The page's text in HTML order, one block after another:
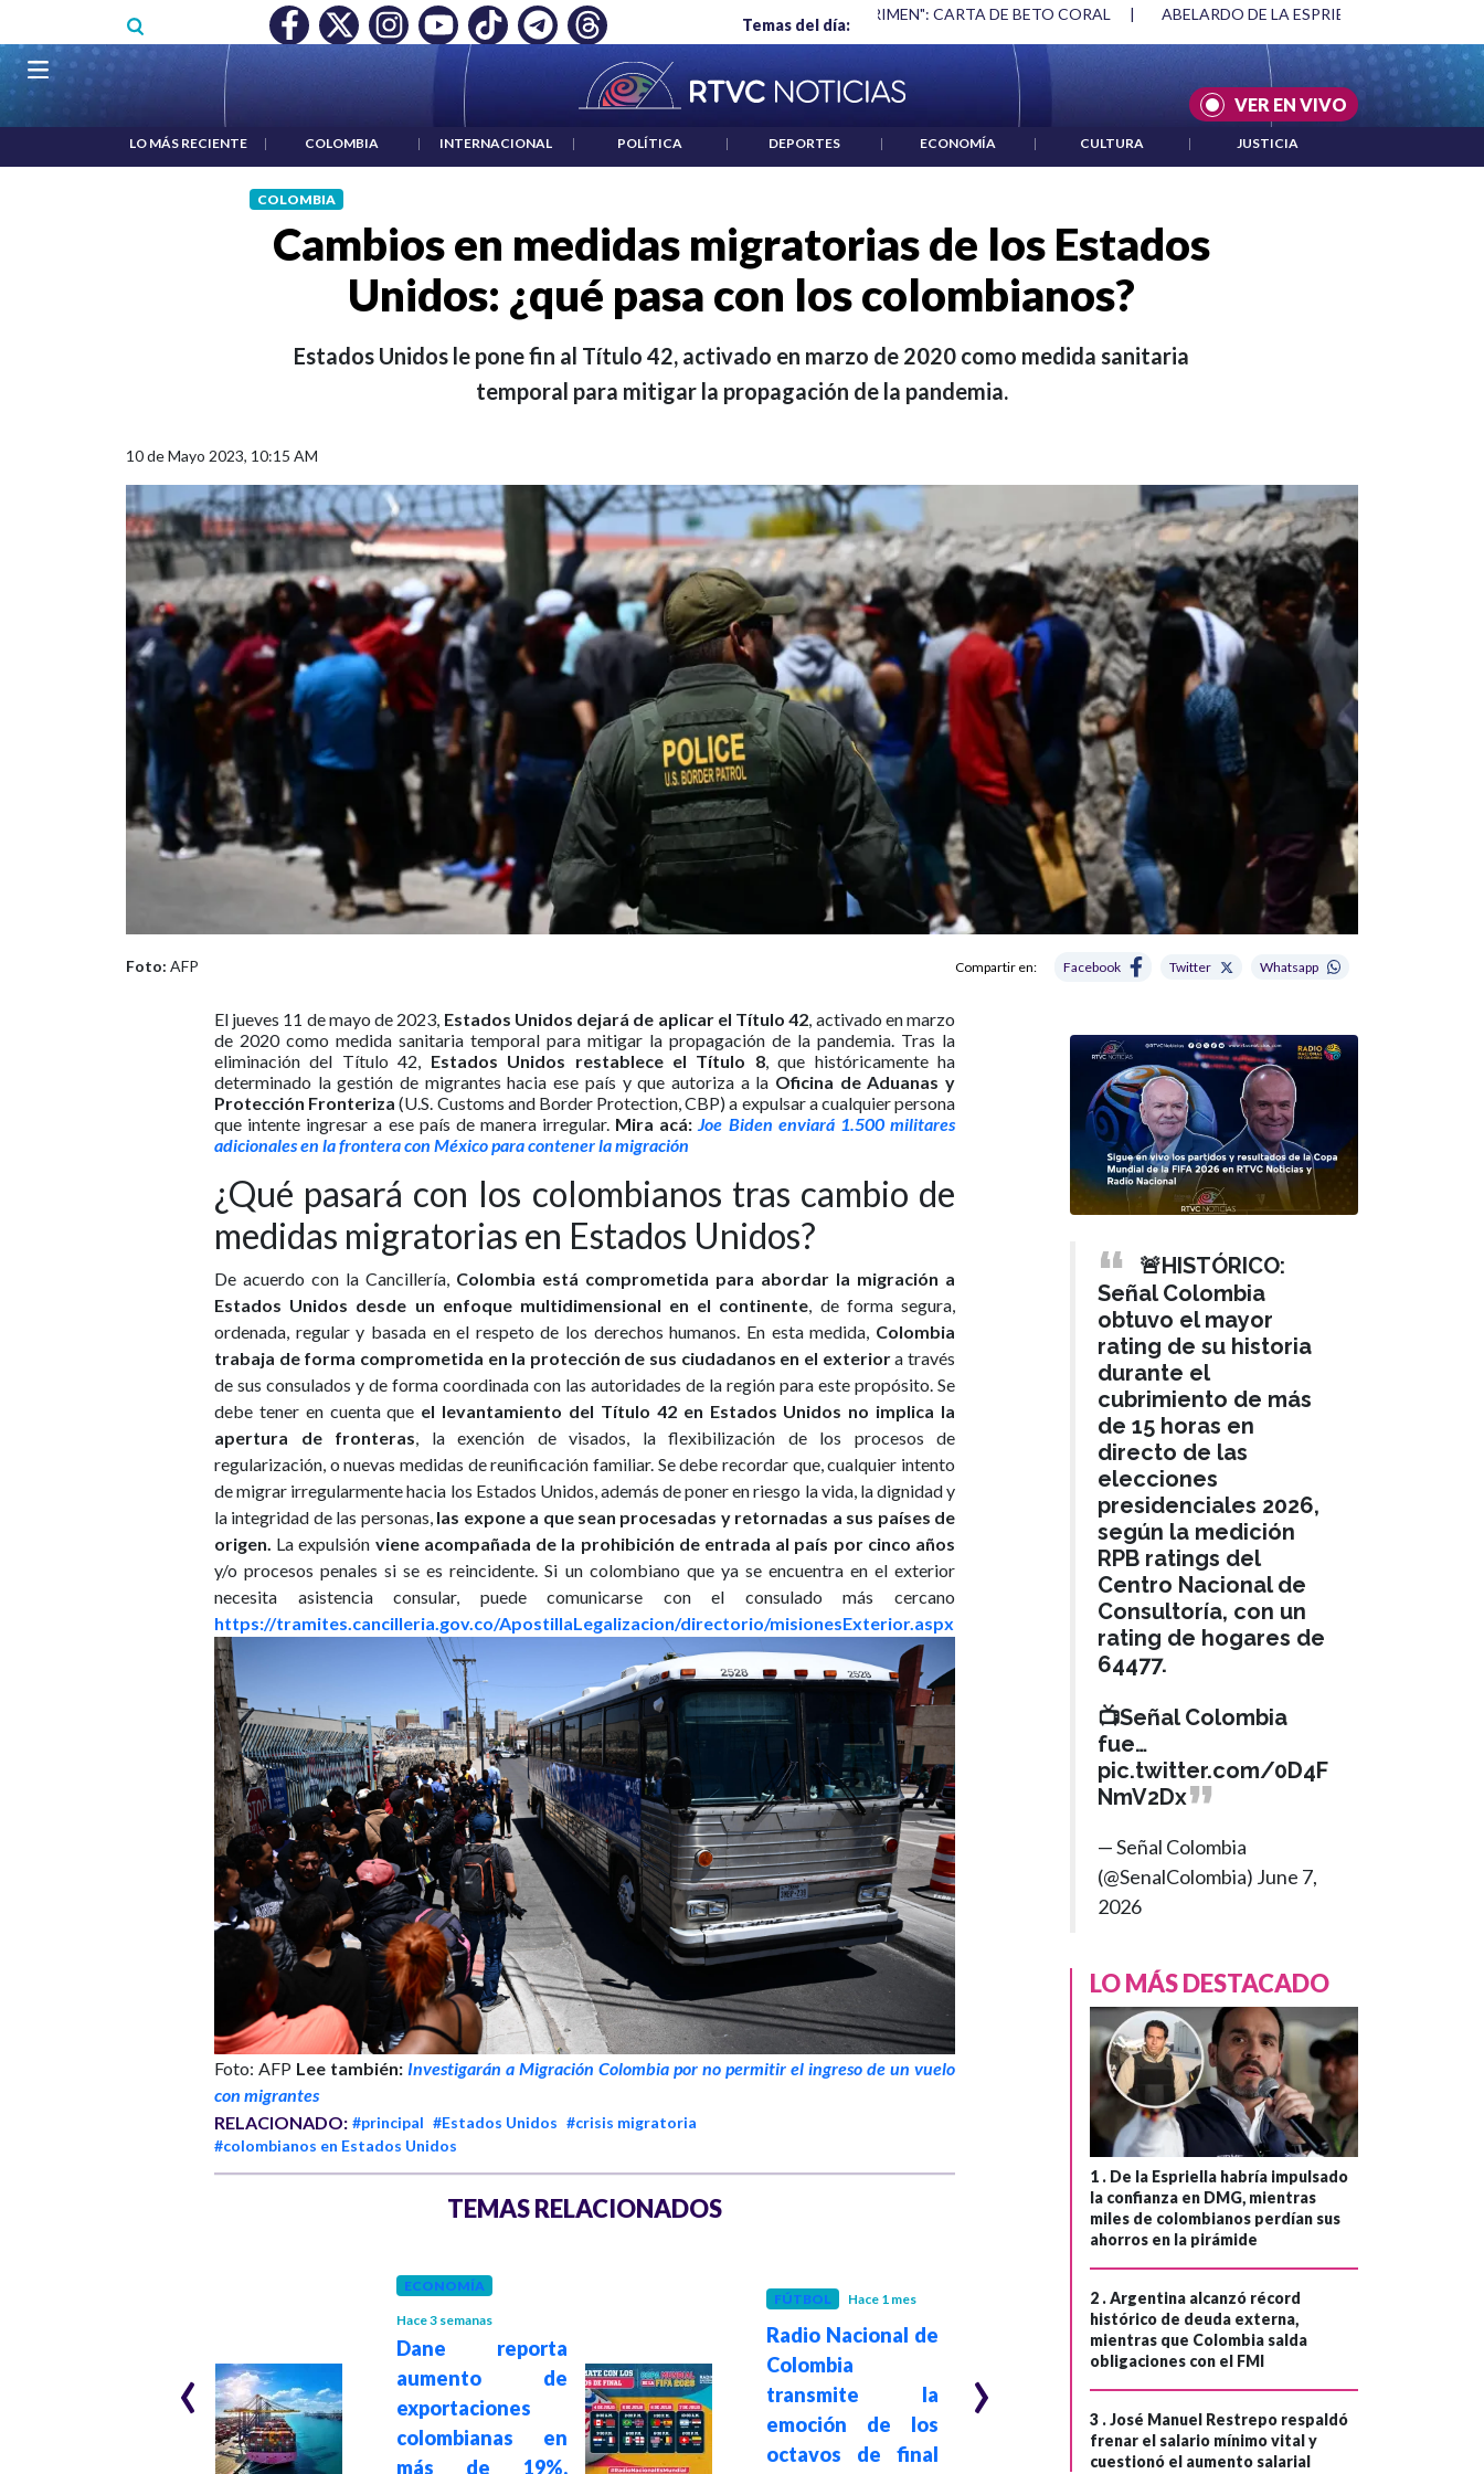
Temas del día:
MÍNIMO NO DESTRUYÓ EMPLEO: JP MORGAN | "HABLAR NO ES UN CRIMEN": CARTA DE BETO CORAL ABELARDO DE LA ESPRIELLA Y DMG | ACUERDOS ENTRE ESTADOS UNIDOS E
VER EN VIVO
Navegación principal
LO MÁS RECIENTE | COLOMBIA | INTERNACIONAL | POLÍTICA | DEPORTES | ECONOMÍA | CULTURA | JUSTICIA
COLOMBIA
Cambios en medidas migratorias de los Estados
Unidos: ¿qué pasa con los colombianos?
Estados Unidos le pone fin al Título 42, activado en marzo de 2020 como medida sanitaria
temporal para mitigar la propagación de la pandemia.
10 de Mayo 2023, 10:15 AM
Foto: AFP Compartir en: Facebook Twitter Whatsapp
El jueves 11 de mayo de 2023, Estados Unidos dejará de aplicar el Título 42, activado en marzo
de 2020 como medida sanitaria temporal para mitigar la propagación de la pandemia. Tras la
eliminación del Título 42, Estados Unidos restablece el Título 8, que históricamente ha
determinado la gestión de migrantes hacia ese país y que autoriza a la Oficina de Aduanas y
Protección Fronteriza (U.S. Customs and Border Protection, CBP) a expulsar a cualquier persona
que intente ingresar a ese país de manera irregular. Mira acá:Joe Biden enviará 1.500 militares
adicionales en la frontera con México para contener la migración
¿Qué pasará con los colombianos tras cambio de
medidas migratorias en Estados Unidos?
De acuerdo con la Cancillería, Colombia está comprometida para abordar la migración a
Estados Unidos desde un enfoque multidimensional en el continente, de forma segura,
ordenada, regular y basada en el respeto de los derechos humanos. En esta medida, Colombia
trabaja de forma comprometida en la protección de sus ciudadanos en el exteriora través
de sus consulados y de forma coordinada con las autoridades de la región para este propósito. Se
debe tener en cuenta que el levantamiento del Título 42 en Estados Unidos no implica la
apertura de fronteras, la exención de visados, la flexibilización de los procesos de
regularización, o nuevas medidas de reunificación familiar. Se debe recordar que, cualquier intento
de migrar irregularmente hacia los Estados Unidos, además de poner en riesgo la vida, la dignidad y
la integridad de las personas, las expone a que sean procesadas y retornadas a sus países de
origen. La expulsión viene acompañada de la prohibición de entrada al país por cinco años
y/o procesos penales si se es reincidente. Si un colombiano que ya se encuentra en el exterior
necesita asistencia consular, puede comunicarse con el consulado más cercano
https://tramites.cancilleria.gov.co/ApostillaLegalizacion/directorio/misionesExterior.aspx
Foto: AFP Lee también: Investigarán a Migración Colombia por no permitir el ingreso de un vuelo
con migrantes
RELACIONADO: #principal #Estados Unidos #crisis migratoria
#colombianos en Estados Unidos
TEMAS RELACIONADOS
"Beto Coral es un
preso político y de
ECONOMÍA
Hace 3 semanas
Dane reporta
aumento de
exportaciones
colombianas en
más de 19%,
FÚTBOL Hace 1 mes
Radio Nacional de
Colombia
transmite la
emoción de los
octavos de final
Hace 1 mes
Donald Trump
habría ganado
de dólares
procedentes de
criptomonedas
‹ ›
🚨HISTÓRICO:
Señal Colombia
obtuvo el mayor
rating de su historia
durante el
cubrimiento de más
de 15 horas en
directo de las
elecciones
presidenciales 2026,
según la medición
RPB ratings del
Centro Nacional de
Consultoría, con un
rating de hogares de
64477.
📺Señal Colombia
fue…
pic.twitter.com/0D4F
NmV2Dx
— Señal Colombia
(@SenalColombia) June 7,
2026
LO MÁS DESTACADO
1 . De la Espriella habría impulsado
la confianza en DMG, mientras
miles de colombianos perdían sus
ahorros en la pirámide
2 .Argentina alcanzó récord
histórico de deuda externa,
mientras que Colombia salda
obligaciones con el FMI
3 .José Manuel Restrepo respaldó
frenar el salario mínimo vital y
cuestionó el aumento salarial